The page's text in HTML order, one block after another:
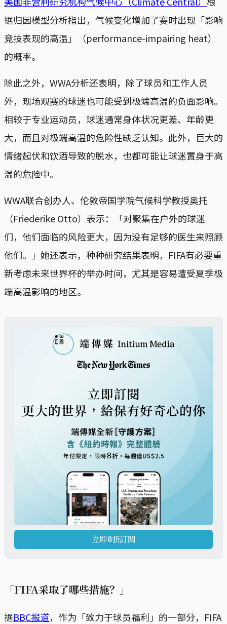
据归因模型分析指出，气候变化增加了赛时出现「影响
竞技表现的高温」（performance-impairing heat）
的概率。
除此之外，WWA分析还表明，除了球员和工作人员
外，现场观赛的球迷也可能受到极端高温的负面影响。
相较于专业运动员，球迷通常身体状况更差、年龄更
大，而且对极端高温的危险性缺乏认知。此外，巨大的
情绪起伏和饮酒导致的脱水，也都可能让球迷置身于高
温的危险中。
WWA联合创办人、伦敦帝国学院气候科学教授奥托
（Friederike Otto）表示：「对聚集在户外的球迷
们，他们面临的风险更大，因为没有足够的医生来照顾
他们。」她还表示，种种研究结果表明，FIFA有必要重
新考虑未来世界杯的举办时间，尤其是容易遭受夏季极
端高温影响的地区。
立即8折訂閱
「FIFA采取了哪些措施？」
据BBC报道，作为「致力于球员福利」的一部分，FIFA